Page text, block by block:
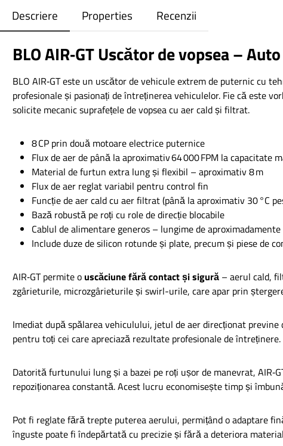
Descriere Properties Recenzii
BLO AIR‑GT Uscător de vopsea –
BLO AIR‑GT este un uscător de vehicule extrem de puternic cu
profesionale și pasionați de întreținerea vehiculelor. Fie că este
solicite mecanic suprafețele de vopsea cu aer cald și filtrat.
8 CP prin două motoare electrice puternice
Flux de aer de până la aproximativ 64 000 FPM la capacitate
Material de furtun extra lung și flexibil – aproximativ 8 m
Flux de aer reglat variabil pentru control fin
Funcție de aer cald cu aer filtrat (până la aproximativ 30 °C
Bază robustă pe roți cu role de direcție blocabile
Cablul de alimentare generos – lungime de aproximadamente
Include duze de silicon rotunde și plate, precum și piese de
AIR‑GT permite ouscăciune fără contact și sigură – aerul cald,
zgârieturile, microzgârieturile și swirl-urile, care apar prin
Imediat după spălarea vehiculului, jetul de aer direcționat
pentru toți cei care apreciază rezultate profesionale de întreținere.
Datorită furtunului lung și a bazei pe roți ușor de manevrat,
repoziționarea constantă. Acest lucru economisește timp și
Pot fi reglate fără trepte puterea aerului, permițând o adaptare
înguste poate fi îndepărtată cu precizie și fără a deteriora